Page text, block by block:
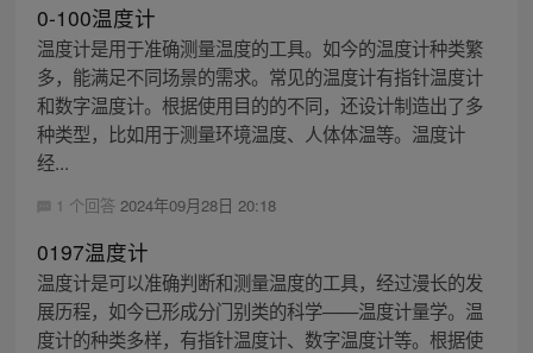
0-100温度计
温度计是用于准确测量温度的工具。如今的温度计种类繁
多，能满足不同场景的需求。常见的温度计有指针温度计
和数字温度计。根据使用目的的不同，还设计制造出了多
种类型，比如用于测量环境温度、人体体温等。温度计
经...
1 个回答 2024年09月28日 20:18
0197温度计
温度计是可以准确判断和测量温度的工具，经过漫长的发
展历程，如今已形成分门别类的科学——温度计量学。温
度计的种类多样，有指针温度计、数字温度计等。根据使